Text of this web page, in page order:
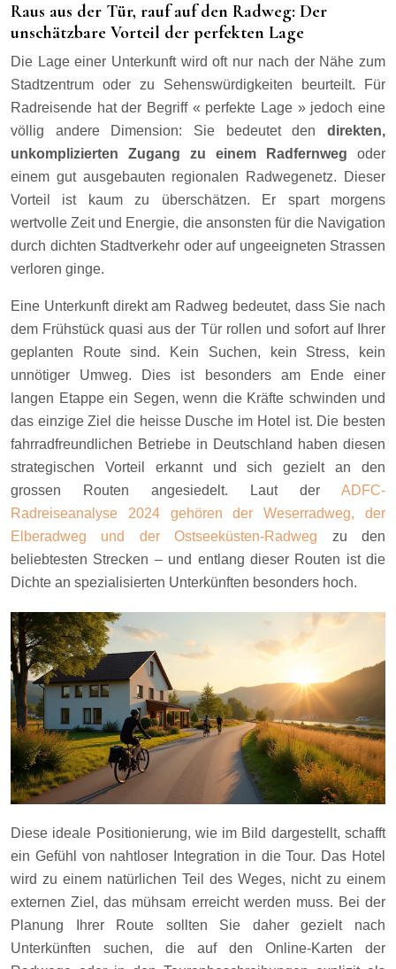
Raus aus der Tür, rauf auf den Radweg: Der
unschätzbare Vorteil der perfekten Lage
Die Lage einer Unterkunft wird oft nur nach der Nähe zum
Stadtzentrum oder zu Sehenswürdigkeiten beurteilt. Für
Radreisende hat der Begriff « perfekte Lage » jedoch eine
völlig andere Dimension: Sie bedeutet den direkten,
unkomplizierten Zugang zu einem Radfernweg oder
einem gut ausgebauten regionalen Radwegenetz. Dieser
Vorteil ist kaum zu überschätzen. Er spart morgens
wertvolle Zeit und Energie, die ansonsten für die Navigation
durch dichten Stadtverkehr oder auf ungeeigneten Strassen
verloren ginge.
Eine Unterkunft direkt am Radweg bedeutet, dass Sie nach
dem Frühstück quasi aus der Tür rollen und sofort auf Ihrer
geplanten Route sind. Kein Suchen, kein Stress, kein
unnötiger Umweg. Dies ist besonders am Ende einer
langen Etappe ein Segen, wenn die Kräfte schwinden und
das einzige Ziel die heisse Dusche im Hotel ist. Die besten
fahrradfreundlichen Betriebe in Deutschland haben diesen
strategischen Vorteil erkannt und sich gezielt an den
grossen Routen angesiedelt. Laut der ADFC-
Radreiseanalyse 2024 gehören der Weserradweg, der
Elberadweg und der Ostseeküsten-Radweg zu den
beliebtesten Strecken – und entlang dieser Routen ist die
Dichte an spezialisierten Unterkünften besonders hoch.
Diese ideale Positionierung, wie im Bild dargestellt, schafft
ein Gefühl von nahtloser Integration in die Tour. Das Hotel
wird zu einem natürlichen Teil des Weges, nicht zu einem
externen Ziel, das mühsam erreicht werden muss. Bei der
Planung Ihrer Route sollten Sie daher gezielt nach
Unterkünften suchen, die auf den Online-Karten der